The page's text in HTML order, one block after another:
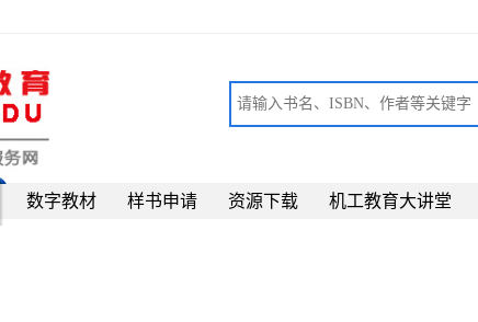
数字教材 样书申请 资源下载 机工教育大讲堂